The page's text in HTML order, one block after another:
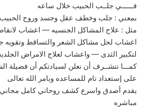
فــــــي جلــب الحبيب خلال ساعه
بمعني : جلب وخطف عقل وجسد وروح الحبيب
مثل : علاج المشاكل الجنسيه — اعشاب
اعشاب لحل مشاكل الشعر والتساقط
لتكبير الثدى — واعشاب لعلاج الامراض
كمـــا نتشــرف أن نعلن لسيادتكم أن فضيلة
على إستعداد تام للمساعده وبامر الله تعالى
يقدم أصدق واسرع كشف روحاني كامل
مباشره